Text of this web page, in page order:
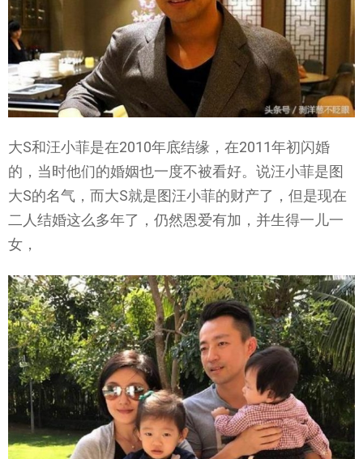
大S和汪小菲是在2010年底结缘，在2011年初闪婚
的，当时他们的婚姻也一度不被看好。说汪小菲是图
大S的名气，而大S就是图汪小菲的财产了，但是现在
二人结婚这么多年了，仍然恩爱有加，并生得一儿一
女，